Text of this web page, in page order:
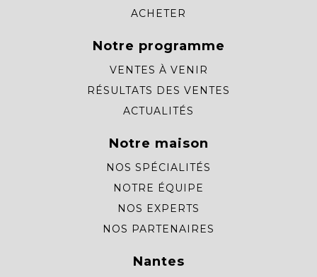
ACHETER
Notre programme
VENTES À VENIR
RÉSULTATS DES VENTES
ACTUALITÉS
Notre maison
NOS SPÉCIALITÉS
NOTRE ÉQUIPE
NOS EXPERTS
NOS PARTENAIRES
Nantes